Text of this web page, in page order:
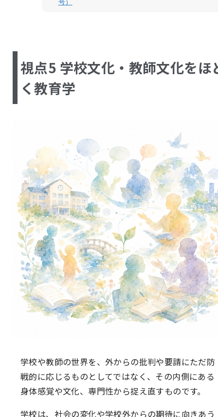
視点5 学校文化・教師文化をほ
く教育学
学校や教師の世界を、外からの批判や要請にただ防
戦的に応じるものとしてではなく、その内側にある
身体感覚や文化、専門性から捉え直すものです。
学校は、社会の変化や学校外からの期待に向きあう